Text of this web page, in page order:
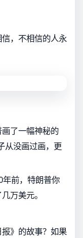
，不相信的人永
了一幅神秘的
从没画过画，更
前，特朗普你
万美元。
》的故事？如果